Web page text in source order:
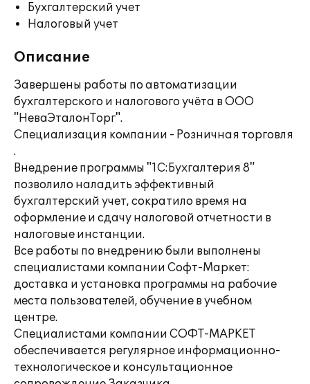
Бухгалтерский учет
Налоговый учет
Описание
Завершены работы по автоматизации
бухгалтерского и налогового учёта в ООО
"НеваЭталонТорг".
Специализация компании - Розничная торговля
.
Внедрение программы "1С:Бухгалтерия 8"
позволило наладить эффективный
бухгалтерский учет, сократило время на
оформление и сдачу налоговой отчетности в
налоговые инстанции.
Все работы по внедрению были выполнены
специалистами компании Софт-Маркет:
доставка и установка программы на рабочие
места пользователей, обучение в учебном
центре.
Специалистами компании СОФТ-МАРКЕТ
обеспечивается регулярное информационно-
технологическое и консультационное